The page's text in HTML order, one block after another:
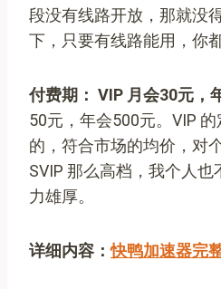
段没有线路开放，那就没
下，只要有线路能用，你
付费期： VIP 月会30元，
50元，年会500元。VIP
的，符合市场的均价，对
SVIP 那么高档，我个人
力雄厚。
详细内容：快鸭加速器完